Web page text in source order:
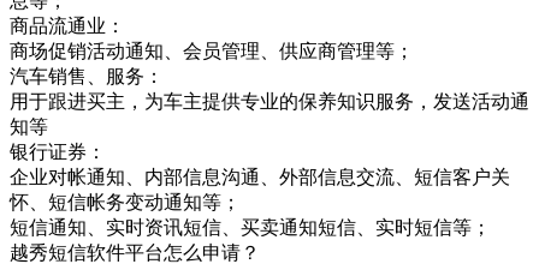
商品流通业：
商场促销活动通知、会员管理、供应商管理等；
汽车销售、服务：
用于跟进买主，为车主提供专业的保养知识服务，发送活动通
知等
银行证券：
企业对帐通知、内部信息沟通、外部信息交流、短信客户关
怀、短信帐务变动通知等；
短信通知、实时资讯短信、买卖通知短信、实时短信等；
越秀短信软件平台怎么申请？